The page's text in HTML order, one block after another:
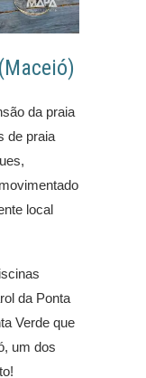
da praia
de praia
local
da Ponta
Verde que
um dos